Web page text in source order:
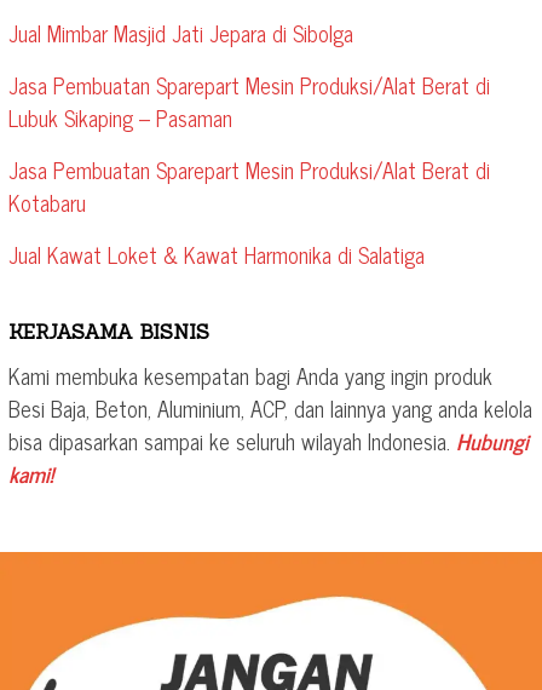
Jual Mimbar Masjid Jati Jepara di Sibolga
Jasa Pembuatan Sparepart Mesin Produksi/Alat Berat di
Lubuk Sikaping – Pasaman
Jasa Pembuatan Sparepart Mesin Produksi/Alat Berat di
Kotabaru
Jual Kawat Loket & Kawat Harmonika di Salatiga
KERJASAMA BISNIS
Kami membuka kesempatan bagi Anda yang ingin produk
Besi Baja, Beton, Aluminium, ACP, dan lainnya yang anda kelola
bisa dipasarkan sampai ke seluruh wilayah Indonesia. Hubungi
kami!